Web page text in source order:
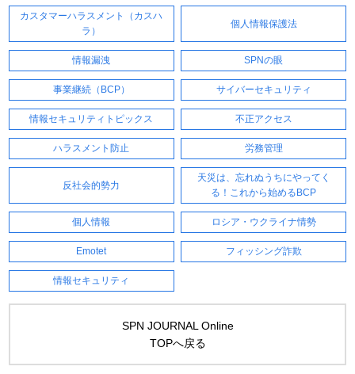
カスタマーハラスメント（カスハ
ラ）
個人情報保護法
情報漏洩 SPNの眼
事業継続（BCP） サイバーセキュリティ
情報セキュリティトピックス 不正アクセス
ハラスメント防止 労務管理
反社会的勢力
天災は、忘れぬうちにやってく
る！これから始めるBCP
個人情報 ロシア・ウクライナ情勢
Emotet フィッシング詐欺
情報セキュリティ
SPN JOURNAL Online
TOPへ戻る